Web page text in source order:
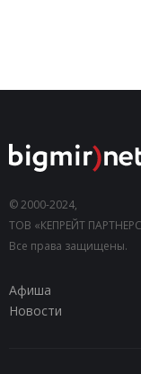
© 2000-2024,
ТОВ «КЕПРЕЙТ
Все права защищены.
Афиша
Новости